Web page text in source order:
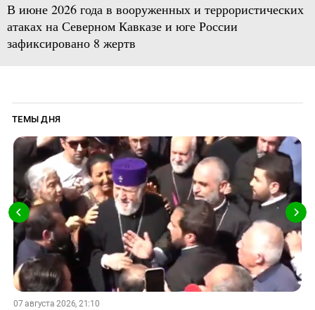
В июне 2026 года в вооруженных и террористических
атаках на Северном Кавказе и юге России
зафиксировано 8 жертв
ТЕМЫ ДНЯ
07 августа 2026, 21:10